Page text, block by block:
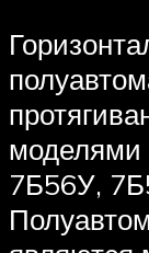
7Б56У,